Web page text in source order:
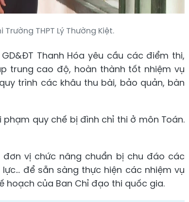
THPT Lý Thường Kiệt.
Thanh Hóa yêu cầu các điểm thi,
trung cao độ, hoàn thành tốt nhiệm vụ
trình các khâu thu bài, bảo quản, bàn
quy chế bị đình chỉ thi ở môn Toán.
vị chức năng chuẩn bị chu đáo các
để sẵn sàng thực hiện các nhiệm vụ
hoạch của Ban Chỉ đạo thi quốc gia.